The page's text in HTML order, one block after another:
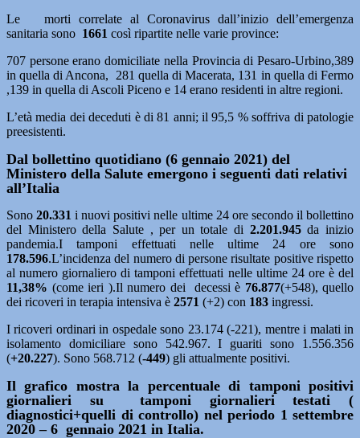
Le morti correlate al Coronavirus dall’inizio dell’emergenza
sanitaria sono 1661 così ripartite nelle varie province:
707 persone erano domiciliate nella Provincia di Pesaro-Urbino,389
in quella di Ancona, 281 quella di Macerata, 131 in quella di Fermo
,139 in quella di Ascoli Piceno e 14 erano residenti in altre regioni.
L’età media dei deceduti è di 81 anni; il 95,5 % soffriva di patologie
preesistenti.
Dal bollettino quotidiano (6 gennaio 2021) del
Ministero della Salute emergono i seguenti dati relativi
all’Italia
Sono20.331i nuovi positivi nelle ultime 24 ore secondo il bollettino
del Ministero della Salute , per un totale di 2.201.945da inizio
pandemia.I tamponi effettuati nelle ultime 24 ore sono
178.596.L’incidenza del numero di persone risultate positive rispetto
al numero giornaliero di tamponi effettuati nelle ultime 24 ore è del
11,38% (come ieri ).Il numero dei decessi è 76.877(+548), quello
dei ricoveri in terapia intensiva è 2571 (+2) con 183 ingressi.
I ricoveri ordinari in ospedale sono 23.174 (-221), mentre i malati in
isolamento domiciliare sono 542.967. I guariti sono 1.556.356
(+20.227). Sono 568.712 (-449) gli attualmente positivi.
Il grafico mostra la percentuale di tamponi positivi
giornalieri su tamponi giornalieri testati (
diagnostici+quelli di controllo) nel periodo 1 settembre
2020 – 6 gennaio 2021 in Italia.